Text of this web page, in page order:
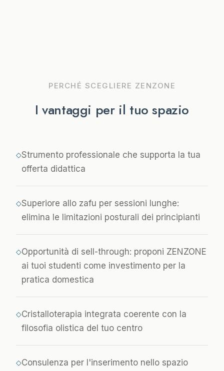
PERCHÉ SCEGLIERE ZENZONE
I vantaggi per il tuo spazio
◇Strumento professionale che supporta la tua
offerta didattica
◇Superiore allo zafu per sessioni lunghe:
elimina le limitazioni posturali dei principianti
◇Opportunità di sell-through: proponi ZENZONE
ai tuoi studenti come investimento per la
pratica domestica
◇Cristalloterapia integrata coerente con la
filosofia olistica del tuo centro
◇Consulenza per l'inserimento nello spazio